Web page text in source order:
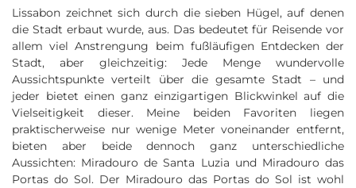
Lissabon zeichnet sich durch die sieben Hügel, auf denen
die Stadt erbaut wurde, aus. Das bedeutet für Reisende vor
allem viel Anstrengung beim fußläufigen Entdecken der
Stadt, aber gleichzeitig: Jede Menge wundervolle
Aussichtspunkte verteilt über die gesamte Stadt – und
jeder bietet einen ganz einzigartigen Blickwinkel auf die
Vielseitigkeit dieser. Meine beiden Favoriten liegen
praktischerweise nur wenige Meter voneinander entfernt,
bieten aber beide dennoch ganz unterschiedliche
Aussichten: Miradouro de Santa Luzia und Miradouro das
Portas do Sol. Der Miradouro das Portas do Sol ist wohl